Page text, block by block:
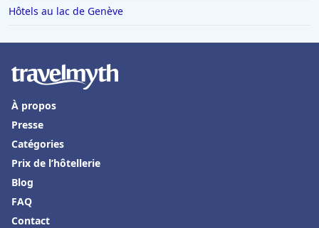
Hôtels à Napoli
Hôtels dans l'Oise
Hôtels à Yport
Hôtels à Hurghada
Hôtels à Labège
Hôtels à Meximieux
Hôtels à Nantua
Hôtels à Evian-les-Bains
Hôtels à Villard-de-Lans
Hôtels au lac de Genève
À propos
Presse
Catégories
Prix de l’hôtellerie
Blog
FAQ
Contact